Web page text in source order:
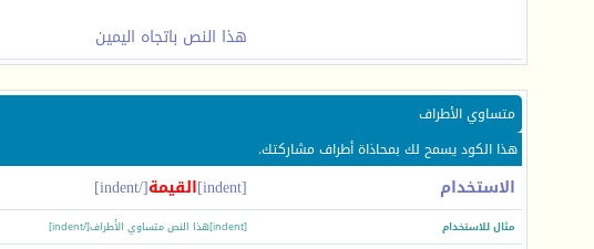
هذا النص باتجاه اليمين
متساوي الأطراف
هذا الكود يسمح لك بمحاذاة أطراف مشاركتك.
الاستخدام [indent] القيمة[/indent]
مثال للاستخدام [indent]هذا النص متساوي الأطراف[/indent]